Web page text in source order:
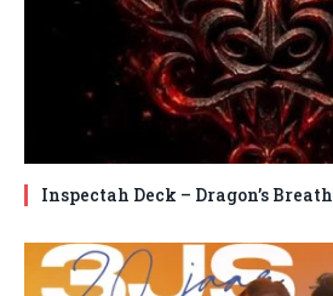
Inspectah Deck – Dragon’s Breath